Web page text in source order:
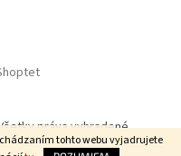
tohto webu vyjadrujete
LETO! 📦 🚚
práva vyhradené.